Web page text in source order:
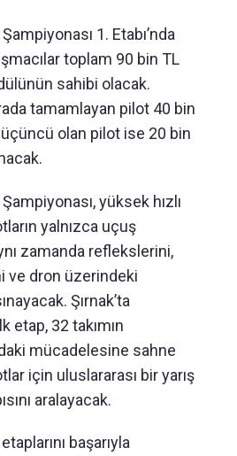
1. Etabı’nda
toplam 90 bin TL
sahibi olacak.
tamamlayan pilot 40 bin
olan pilot ise 20 bin
yüksek hızlı
yalnızca uçuş
zamanda reflekslerini,
ve dron üzerindeki
Şırnak’ta
etap, 32 takımın
mücadelesine sahne
için uluslararası bir yarış
aralayacak.
başarıyla